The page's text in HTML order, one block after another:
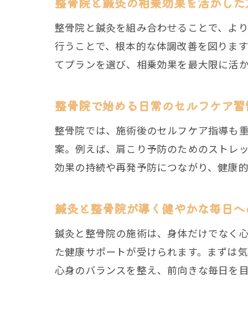
整骨院と鍼灸を組み合わせることで、よ
行うことで、根本的な体調改善を図りま
てプランを選び、相乗効果を最大限に活
整骨院で始める日常のセルフケア
整骨院では、施術後のセルフケア指導も
案。例えば、肩こり予防のためのストレ
効果の持続や再発予防につながり、健康
鍼灸と整骨院が導く健やかな毎日
鍼灸と整骨院の施術は、身体だけでなく
た健康サポートが受けられます。まずは
心身のバランスを整え、前向きな毎日を目